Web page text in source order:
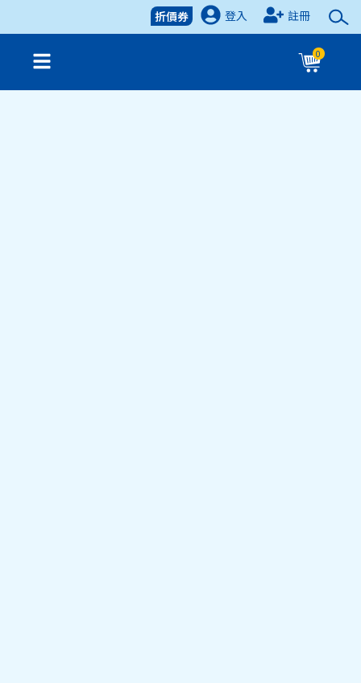
折價券
登入
註冊
0